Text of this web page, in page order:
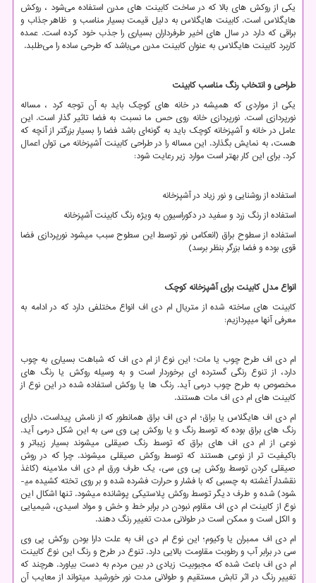
یکی از روکش های بالا که در ساخت کابینت های مدرن استفاده می‌شود ، روکش
هایگلاس است. کابینت هایگلاس به دلیل قیمت بسیار مناسب و ظاهر جذاب و
براقی که دارد در سال‌ های اخیر طرفرداران بسیاری را جذب خود کرده است. عمده
کاربرد کابینت هایگلاس به عنوان کابینت مدرن می‌باشد که طرحی ساده را می‌طلبد.
طراحی و انتخاب رنگ مناسب کابینت
یکی از مواردی که همیشه در خانه های کوچک باید به آن توجه کرد ، مساله
نورپردازی است. نورپردازی خانه روی حس ما نسبت به فضا تاثیر گذار است. این
عامل در خانه و آشپزخانه کوچک باید به گونه‌ای باشد فضا را بسیار بزرگتر از آنچه که
هست، به نمایش بگذارد. این مساله را در طراحی کابینت آشپزخانه می توان اعمال
کرد. برای این کار بهتر است موارد زیر رعایت شود:
استفاده از روشنایی و نور زیاد در آشپزخانه
استفاده از رنگ زرد و سفید در دکوراسیون به ویژه رنگ کابینت آشپزخانه
استفاده از سطوح براق (انعکاس نور توسط این سطوح سبب میشود نورپردازی فضا
قوی بوده و فضا بزرگر بنظر برسد)
انواع مدل کابینت برای آشپزخانه کوچک
کابینت های ساخته شده از متریال ام دی اف انواع مختلفی دارد که در ادامه به
معرفی آنها میپردازیم:
ام دی اف طرح چوب یا مات؛ این نوع از ام دی اف که شباهت بسیاری به چوب
دارد، از تنوع رنگی گسترده ­ای برخوردار است و به وسیله روکش یا رنگ­ های
مخصوص به طرح چوب درمی­ آید. رنگ ­ها یا روکش استفاده شده در این نوع از
کابینت ­های ام دی اف مات هستند.
ام دی اف هایگلاس یا براق؛ ام دی اف براق همانطور که از نامش پیداست، دارای
رنگ ­های براق بوده که توسط رنگ و یا روکش پی وی سی به این شکل درمی­ آید.
نوعی از ام دی اف های براق که توسط رنگ صیقلی می­شوند بسیار زیباتر و
باکیفیت ­تر از نوعی هستند که توسط روکش صیقلی می­شوند. چرا که در روش
صیقلی کردن توسط روکش پی وی سی، یک طرف ورق ام دی اف ملامینه (کاغذ
نقش­دار آغشته به چسبی که با فشار و حرارت فشرده شده و بر روی تخته کشیده می­
شود) شده و طرف دیگر توسط روکش پلاستیکی پوشانده می­شود. تنها اشکال این
نوع از کابینت ام دی اف مقاوم نبودن در برابر خط و خش و مواد اسیدی، شیمیایی
و الکل است و ممکن است در طولانی مدت تغییر رنگ دهند.
ام دی اف ممبران یا وکیوم؛ این نوع ام دی اف به علت دارا بودن روکش پی وی
سی در برابر آب و رطوبت مقاومت بالایی دارد. تنوع در طرح و رنگ این نوع کابینت
ام دی اف باعث شده که مجبوبیت زیادی در بین مردم به دست بیاورد. هرچند که
تغییر رنگ در اثر تابش مستقیم و طولانی مدت نور خورشید می­تواند از معایب آن